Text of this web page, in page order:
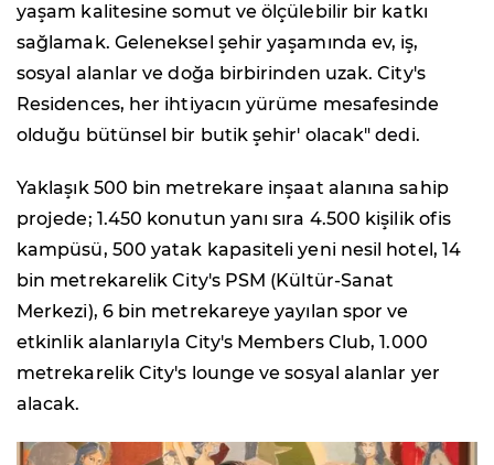
yaşam kalitesine somut ve ölçülebilir bir katkı
sağlamak. Geleneksel şehir yaşamında ev, iş,
sosyal alanlar ve doğa birbirinden uzak. City's
Residences, her ihtiyacın yürüme mesafesinde
olduğu bütünsel bir butik şehir' olacak" dedi.
Yaklaşık 500 bin metrekare inşaat alanına sahip
projede; 1.450 konutun yanı sıra 4.500 kişilik ofis
kampüsü, 500 yatak kapasiteli yeni nesil hotel, 14
bin metrekarelik City's PSM (Kültür-Sanat
Merkezi), 6 bin metrekareye yayılan spor ve
etkinlik alanlarıyla City's Members Club, 1.000
metrekarelik City's lounge ve sosyal alanlar yer
alacak.